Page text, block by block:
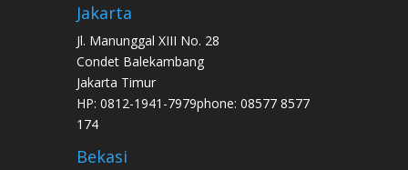
Jakarta
Jl. Manunggal XIII No. 28
Condet Balekambang
Jakarta Timur
HP: 0812-1941-7979phone: 08577 8577
174
Bekasi